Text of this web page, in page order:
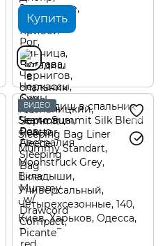
Купить
ВИДЕО